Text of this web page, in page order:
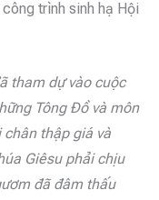
trình sinh hạ Hội
tham dự vào cuộc
Tông Đồ và môn
thập giá và
Giêsu phải chịu
đã đâm thấu